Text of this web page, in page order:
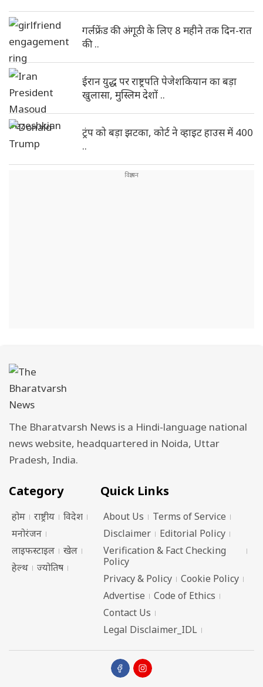
गर्लफ्रेंड की अंगूठी के लिए 8 महीने तक दिन-रात
की ..
ईरान युद्ध पर राष्ट्रपति पेजेशकियान का बड़ा
खुलासा, मुस्लिम देशों ..
ट्रंप को बड़ा झटका, कोर्ट ने व्हाइट हाउस में 400
..
The Bharatvarsh News is a Hindi-language national
news website, headquartered in Noida, Uttar
Pradesh, India.
Category
होम राष्ट्रीय
विदेश
मनोरंजन
लाइफस्टाइल
खेल
हेल्थ
ज्योतिष
Quick Links
About Us
Terms of Service
Disclaimer
Editorial Policy
Verification & Fact Checking
Policy
Privacy & Policy
Cookie Policy
Advertise
Code of Ethics
Contact Us
Legal Disclaimer_IDL